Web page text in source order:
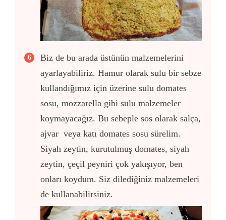
Biz de bu arada üstünün malzemelerini
ayarlayabiliriz. Hamur olarak sulu bir sebze
kullandığımız için üzerine sulu domates
sosu, mozzarella gibi sulu malzemeler
koymayacağız. Bu sebeple sos olarak salça,
ajvar veya katı domates sosu sürelim.
Siyah zeytin, kurutulmuş domates, siyah
zeytin, çeçil peyniri çok yakışıyor, ben
onları koydum. Siz dilediğiniz malzemeleri
de kullanabilirsiniz.